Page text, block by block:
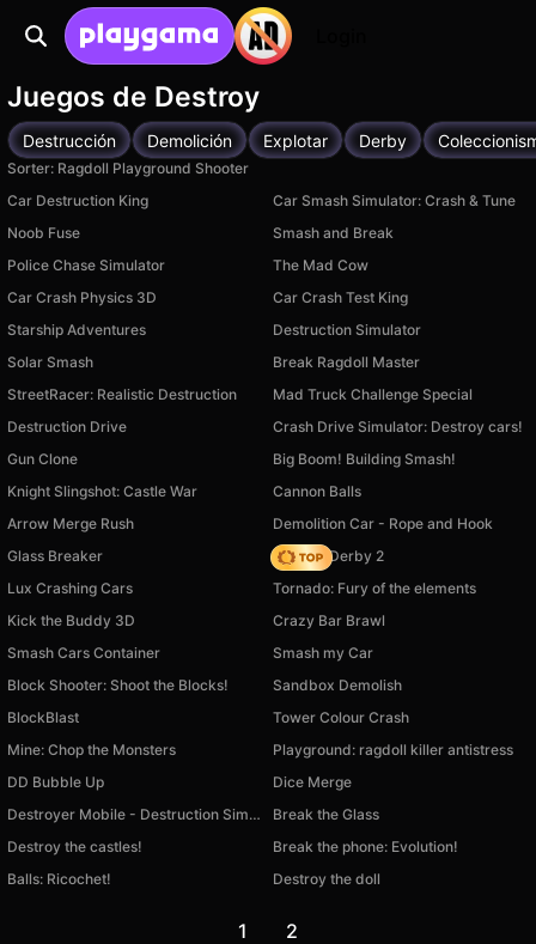
Juegos de Destroy
Destrucción Demolición Explotar Derby
Sorter: Ragdoll Playground Shooter
Car Destruction King
Car Smash Simulator: Crash & Tune
Noob Fuse
Smash and Break
Police Chase Simulator
The Mad Cow
Car Crash Physics 3D
Car Crash Test King
Starship Adventures
Destruction Simulator
Solar Smash
Break Ragdoll Master
StreetRacer: Realistic Destruction
Mad Truck Challenge Special
Destruction Drive
Crash Drive Simulator: Destroy cars!
Gun Clone
Big Boom! Building Smash!
Knight Slingshot: Castle War
Cannon Balls
Arrow Merge Rush
Demolition Car - Rope and Hook
Glass Breaker
Zombie Derby 2
Lux Crashing Cars
Tornado: Fury of the elements
Kick the Buddy 3D
Crazy Bar Brawl
Smash Cars Container
Smash my Car
Block Shooter: Shoot the Blocks!
Sandbox Demolish
BlockBlast
Tower Colour Crash
Mine: Chop the Monsters
Playground: ragdoll killer antistress
DD Bubble Up
Dice Merge
Destroyer Mobile - Destruction Simulator
Break the Glass
Destroy the castles!
Break the phone: Evolution!
Balls: Ricochet!
Destroy the doll
1 2